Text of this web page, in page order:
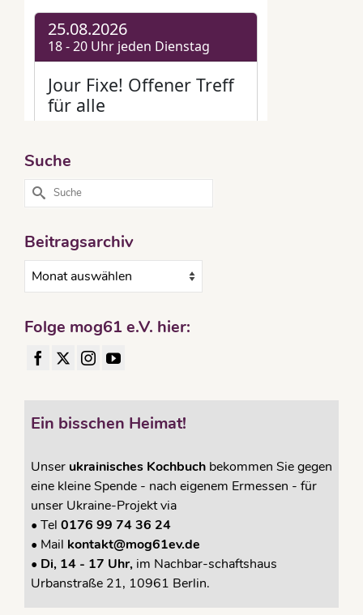
Suche
Suche
nach:
Beitragsarchiv
Beitragsarchiv
Folge mog61 e.V. hier:
Ein bisschen Heimat!
Unser ukrainisches Kochbuch bekommen Sie gegen
eine kleine Spende - nach eigenem Ermessen - für
unser Ukraine-Projekt via
• Tel 0176 99 74 36 24
• Mail kontakt@mog61ev.de
• Di, 14 - 17 Uhr,im Nachbar-schaftshaus
Urbanstraße 21, 10961 Berlin.